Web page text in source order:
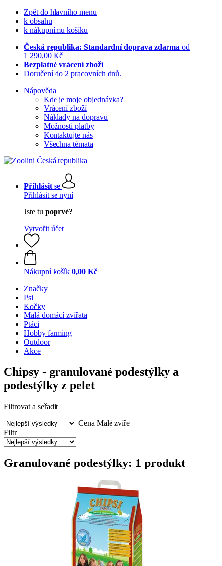
Zpět do hlavního menu
k obsahu
k nákupnímu košíku
Česká republika: Standardní doprava zdarma od
1 290,00 Kč
Bezplatné vrácení zboží
Doručení do 2 pracovních dnů.
Nápověda
Kde je moje objednávka?
Vrácení zboží
Náklady na dopravu
Možnosti platby
Kontaktujte nás
Všechna témata
Přihlásit se
Přihlásit se nyní
Jste tu poprvé?
Vytvořit účet
Nákupní košík 0,00 Kč
Značky
Psi
Kočky
Malá domácí zvířata
Ptáci
Hobby farming
Outdoor
Akce
Chipsy - granulované podestýlky a
podestýlky z pelet
Filtrovat a seřadit
Cena Malé zvíře
Filtr
Granulované podestýlky: 1 produkt